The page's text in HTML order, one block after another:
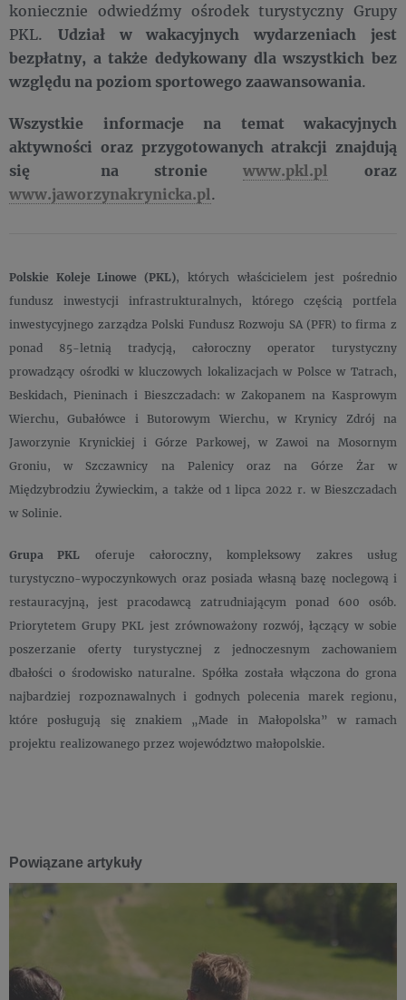
koniecznie odwiedźmy ośrodek turystyczny Grupy
PKL. Udział w wakacyjnych wydarzeniach jest
bezpłatny, a także dedykowany dla wszystkich bez
względu na poziom sportowego zaawansowania.
Wszystkie informacje na temat wakacyjnych
aktywności oraz przygotowanych atrakcji znajdują
się na stronie www.pkl.pl
oraz
www.jaworzynakrynicka.pl.
Polskie Koleje Linowe (PKL), których właścicielem jest pośrednio
fundusz inwestycji infrastrukturalnych, którego częścią portfela
inwestycyjnego zarządza Polski Fundusz Rozwoju SA (PFR) to firma z
ponad 85-letnią tradycją, całoroczny operator turystyczny
prowadzący ośrodki w kluczowych lokalizacjach w Polsce w Tatrach,
Beskidach, Pieninach i Bieszczadach: w Zakopanem na Kasprowym
Wierchu, Gubałówce i Butorowym Wierchu, w Krynicy Zdrój na
Jaworzynie Krynickiej i Górze Parkowej, w Zawoi na Mosornym
Groniu, w Szczawnicy na Palenicy oraz na Górze Żar w
Międzybrodziu Żywieckim, a także od 1 lipca 2022 r. w Bieszczadach
w Solinie.
Grupa PKL oferuje całoroczny, kompleksowy zakres usług
turystyczno-wypoczynkowych oraz posiada własną bazę noclegową i
restauracyjną, jest pracodawcą zatrudniającym ponad 600 osób.
Priorytetem Grupy PKL jest zrównoważony rozwój, łączący w sobie
poszerzanie oferty turystycznej z jednoczesnym zachowaniem
dbałości o środowisko naturalne. Spółka została włączona do grona
najbardziej rozpoznawalnych i godnych polecenia marek regionu,
które posługują się znakiem „Made in Małopolska” w ramach
projektu realizowanego przez województwo małopolskie.
Powiązane artykuły